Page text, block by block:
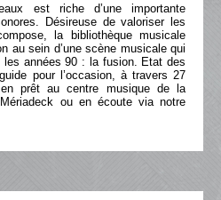
est riche d’une importante
Désireuse de valoriser les
la bibliothèque musicale
au sein d’une scène musicale qui
les années 90 : la fusion. Etat des
pour l’occasion, à travers 27
en prêt au centre musique de la
ou en écoute via notre